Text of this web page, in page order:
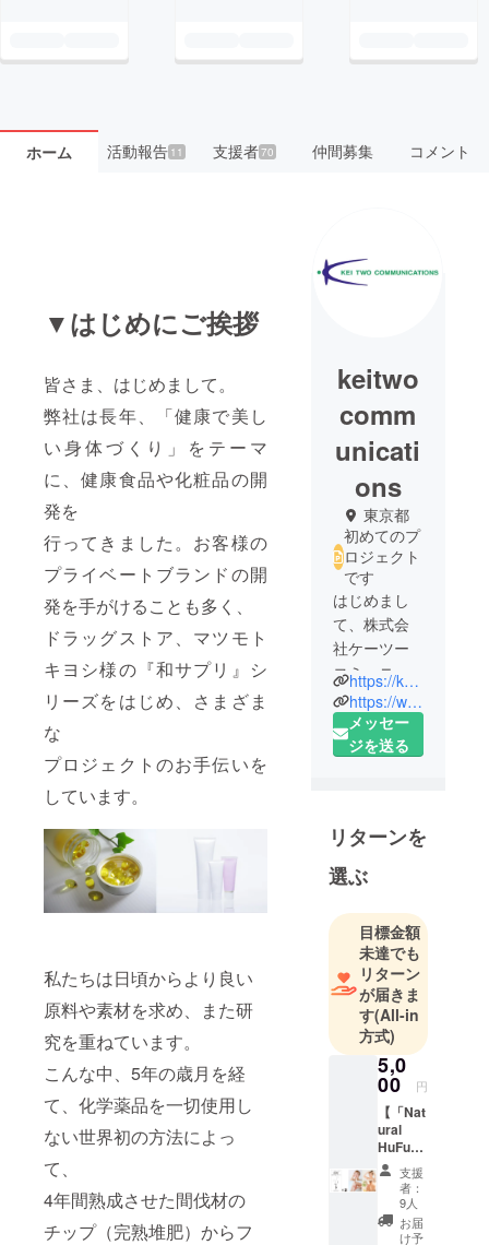
ホーム 活動報告11 支援者70 仲間募集 コメント
▼はじめにご挨拶
皆さま、はじめまして。
弊社は長年、「健康で美し
い身体づくり」をテーマ
に、健康食品や化粧品の開
発を
行ってきました。お客様の
プライベートブランドの開
発を手がけることも多く、
ドラッグストア、マツモト
キヨシ様の『和サプリ』シ
リーズをはじめ、さまざま
な
プロジェクトのお手伝いを
しています。
私たちは日頃からより良い
原料や素材を求め、また研
究を重ねています。
こんな中、5年の歳月を経
て、化学薬品を一切使用し
ない世界初の方法によっ
て、
4年間熟成させた間伐材の
チップ（完熟堆肥）からフ
keitwo
comm
unicati
ons
東京都
初めてのプ
ロジェクト
です
はじめまし
て、株式会
社ケーツー
コミュニ
ケーション
ズです。
弊社は1991
美しくなっ
て欲しいと
願いなが
ら、健康食
品や化粧品
の開発・研
究、販売を
行っていま
す。
https://keitwo.co.jp/
https://www.facebook.com/k2commu/
メッセー
ジを送る
リターンを
選ぶ
目標金額
未達でも
リターン
が届きま
す(All-in
方式)
5,0
00 円
【「Nat
ural
HuFu」
2本セッ
ト】
現在開
発中の
美容ミ
支援
者：
9人
お届
け予